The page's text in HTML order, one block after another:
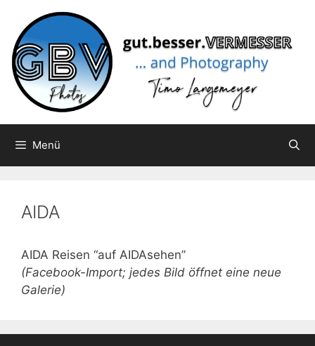
Inhalt
springen
Menü
AIDA
AIDA Reisen “auf AIDAsehen”
(Facebook-Import; jedes Bild öffnet eine neue
Galerie)